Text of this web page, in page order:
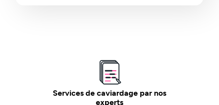
Services de caviardage par nos
experts